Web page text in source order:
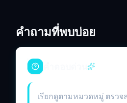
คำถามที่พบบ่อย
เรียกดูตามหมวดหมู่ ตรว